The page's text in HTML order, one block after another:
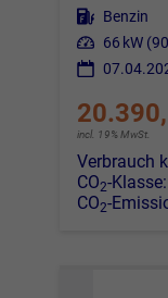
Kraftstoff Benzin
Leistung 66 kW
incl. 19% MwSt.
Verbrauch
CO2-Klasse:
CO2-